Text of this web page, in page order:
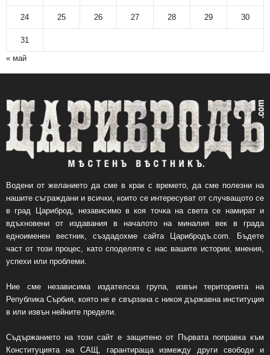
24 25 26 27 28 29 30
31
« май
Водени от желанието да сме в крак с времето, да сме полезни на
нашите съграждани и всички, които се интересуват от случващото се
в град Цариброд, независимо в коя точка на света се намират и
вдъхновени от издавания в началото на миналия век в града
едноименен вестник, създадохме сайта Царибродъ.com. Бъдете
част от този процес, като споделяте с нас вашите истории, мнения,
успехи или проблеми.
Ние сме независима издателска група, извън територията на
Република Сърбия, която не е свързана с никоя държавна институция
в или извън нейните предели.
Съдържанието на този сайт е защитено от Първата поправка към
Конституцията на САЩ, гарантираща измежду други свободи и